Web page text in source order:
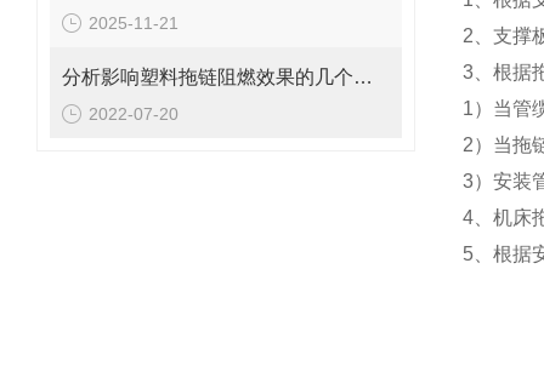
2025-11-21
分析影响塑料拖链阻燃效果的几个因素
2022-07-20
2、支撑
3、根据
1）当管
2）当拖
3）安装
4、机床
5、根据